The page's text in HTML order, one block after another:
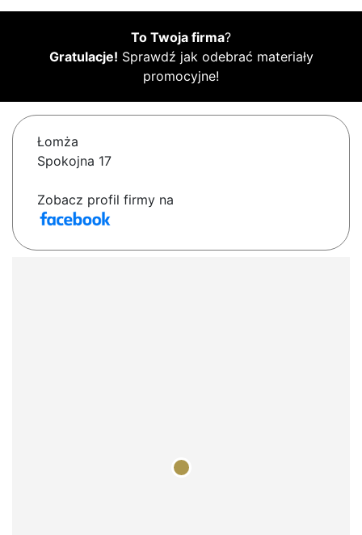
To Twoja firma?
Gratulacje! Sprawdź jak odebrać materiały
promocyjne!
Łomża
Spokojna 17
Zobacz profil firmy na